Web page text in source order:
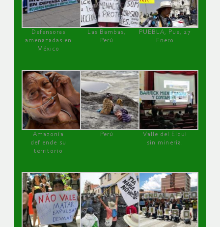
Defensoras
amenazadas en
México
Las Bambas,
Perú
PUEBLA, Pue, 27
Enero
Amazonía
defiende su
territorio
Perú
Valle del Elqui
sin minería.